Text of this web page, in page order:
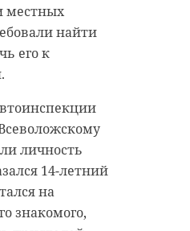
местных
найти
его к
личность
14-летний
на
знакомого,